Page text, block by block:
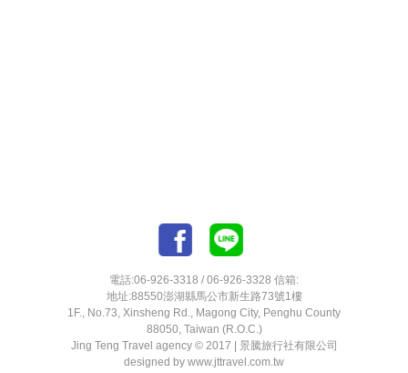
電話:06-926-3318 / 06-926-3328 信箱:
地址:88550澎湖縣馬公市新生路73號1樓
1F., No.73, Xinsheng Rd., Magong City, Penghu County
88050, Taiwan (R.O.C.)
Jing Teng Travel agency © 2017 | 景騰旅行社有限公司
designed by www.jttravel.com.tw